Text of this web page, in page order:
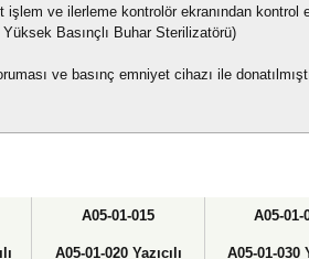
ve ilerleme kontrolör ekranından kontrol
Yüksek Basınçlı Buhar Sterilizatörü)
ve basınç emniyet cihazı ile
A05-01-015
A05-01-020 Yazıcılı
A05-01-
A05-01-030